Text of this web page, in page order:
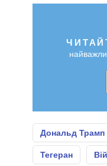
Дональд Трамп
Тегеран